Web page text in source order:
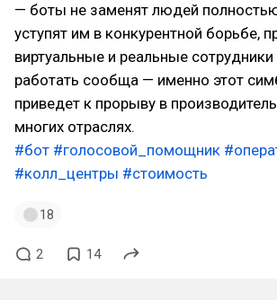
— боты не заменят людей
уступят им в конкурентной борьбе,
виртуальные и реальные сотрудники
работать сообща — именно этот
приведет к прорыву в
многих отраслях.
#бот #голосовой_помощник
#колл_центры #стоимость
18
2 14